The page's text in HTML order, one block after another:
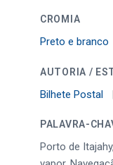
CROMIA
Preto e branco
AUTORIA /
Bilhete Postal |
PALAVRA-
Porto de